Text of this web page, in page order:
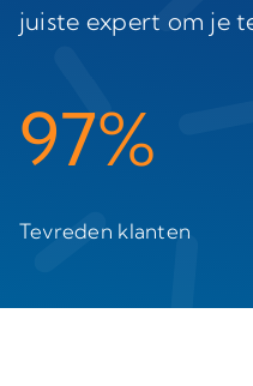
juiste expert om je
97%
Tevreden klanten